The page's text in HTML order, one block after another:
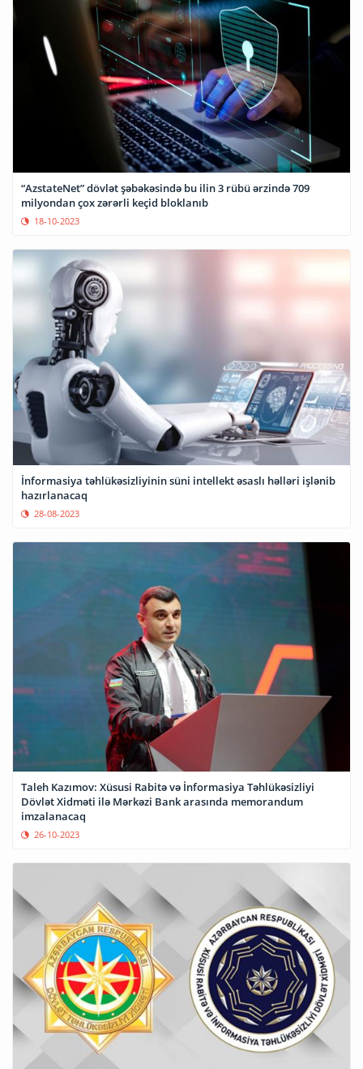
“AzstateNet” dövlət şəbəkəsində bu ilin 3 rübü ərzində 709
milyondan çox zərərli keçid bloklanıb
18-10-2023
İnformasiya təhlükəsizliyinin süni intellekt əsaslı həlləri işlənib
hazırlanacaq
28-08-2023
Taleh Kazımov: Xüsusi Rabitə və İnformasiya Təhlükəsizliyi
Dövlət Xidməti ilə Mərkəzi Bank arasında memorandum
imzalanacaq
26-10-2023